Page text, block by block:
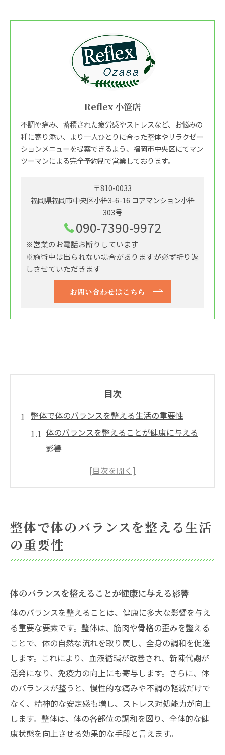
Reflex 小笹店
不調や痛み、蓄積された疲労感やストレスなど、お悩みの
種に寄り添い、より一人ひとりに合った整体やリラクゼー
ションメニューを提案できるよう、福岡市中央区にてマン
ツーマンによる完全予約制で営業しております。
〒810-0033
福岡県福岡市中央区小笹3-6-16 コアマンション小笹
303号
090-7390-9972
※営業のお電話お断りしています
※施術中は出られない場合がありますが必ず折り返
しさせていただきます
お問い合わせはこちら
目次
整体で体のバランスを整える生活の重要性
体のバランスを整えることが健康に与える
影響
整体がもたらす生活の質の向上
体の不調を未然に防ぐ整体の意義
自然な体の流れを取り戻す整体の効果
整体による免疫力の向上
自律神経を整える整体の役割
整体が体の自然なリズムを取り戻す方法
体内エネルギーの循環を良くする整体の技
法
整体を活用した日常生活での健康維持法
整体と組み合わせた毎日のセルフケア
自宅でできる簡単な整体ストレッチ
整体で学ぶ体に優しい動作習慣
整体で体のバランスを整える生活
の重要性
体のバランスを整えることが健康に与える影響
体のバランスを整えることは、健康に多大な影響を与え
る重要な要素です。整体は、筋肉や骨格の歪みを整える
ことで、体の自然な流れを取り戻し、全身の調和を促進
します。これにより、血液循環が改善され、新陳代謝が
活発になり、免疫力の向上にも寄与します。さらに、体
のバランスが整うと、慢性的な痛みや不調の軽減だけで
なく、精神的な安定感も増し、ストレス対処能力が向上
します。整体は、体の各部位の調和を図り、全体的な健
康状態を向上させる効果的な手段と言えます。